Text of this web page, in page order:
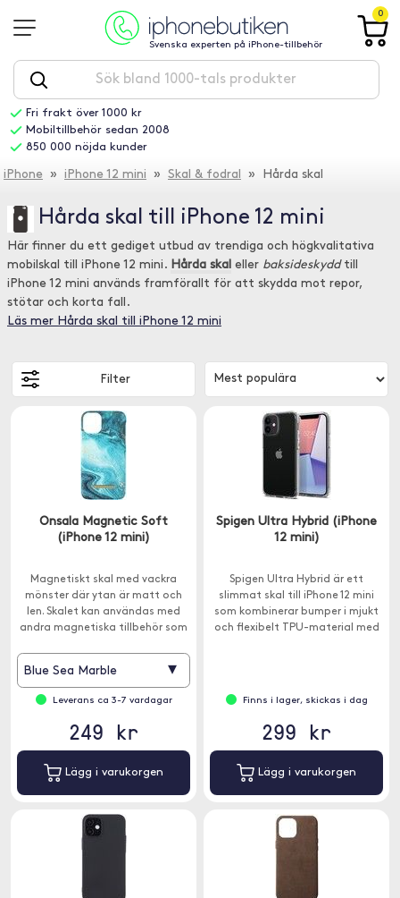
Svenska experten på iPhone-tillbehör
0
Fri frakt över 1000 kr
Mobiltillbehör sedan 2008
850 000 nöjda kunder
iPhone » iPhone 12 mini » Skal & fodral » Hårda skal
Hårda skal till iPhone 12 mini
Här finner du ett gediget utbud av trendiga och högkvalitativa
mobilskal till iPhone 12 mini. Hårda skal eller baksideskyddtill
iPhone 12 mini används framförallt för att skydda mot repor,
stötar och korta fall.
Läs mer Hårda skal till iPhone 12 mini
Filter
Onsala Magnetic Soft
(iPhone 12 mini)
Magnetiskt skal med vackra
mönster där ytan är matt och
len. Skalet kan användas med
andra magnetiska tillbehör som
Blue Sea Marble ▾
Leverans ca 3-7 vardagar
249 kr
Lägg i varukorgen
Spigen Ultra Hybrid (iPhone
12 mini)
Spigen Ultra Hybrid är ett
slimmat skal till iPhone 12 mini
som kombinerar bumper i mjukt
och flexibelt TPU-material med
Finns i lager, skickas i dag
299 kr
Lägg i varukorgen